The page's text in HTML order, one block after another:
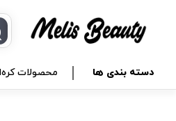
دسته بندی ها محصولات